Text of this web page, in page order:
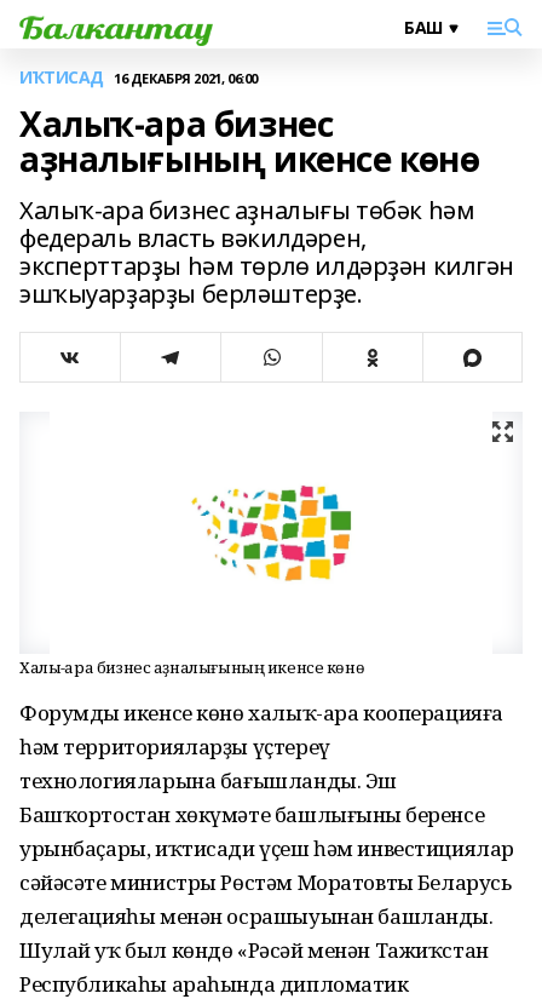
ИҠТИСАД 16 ДЕКАБРЯ 2021, 06:00
Халыҡ-ара бизнес
аҙналығының икенсе көнө
Халыҡ-ара бизнес аҙналығы төбәк һәм
федераль власть вәкилдәрен,
эксперттарҙы һәм төрлө илдәрҙән килгән
эшҡыуарҙарҙы берләштерҙе.
Халыҡ-ара бизнес аҙналығының икенсе көнө
Форумдың икенсе көнө халыҡ-ара кооперацияға
һәм территорияларҙы үҫтереү
технологияларына бағышланды. Эш
Башҡортостан хөкүмәте башлығының беренсе
урынбаҫары, иҡтисади үҫеш һәм инвестициялар
сәйәсәте министры Рөстәм Моратовтың Беларусь
делегацияһы менән осрашыуынан башланды.
Шулай уҡ был көндө «Рәсәй менән Тажиҡстан
Республикаһы араһында дипломатик